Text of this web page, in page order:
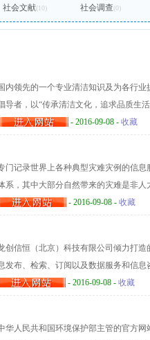
社会文献(10) 社会调查(0)
内领先的一个专业清洁知识及为各行
导者，以“传承清洁文化，追求品质生
享各类清洗保洁资料，现代清洁管理
供系统培训数据库，强化学习的平台
识结构，致力于成为您身边的立体式保
- 2016-09-08 - 收藏
门记录世界上各种典型灾难灾例的信
系，其中大部分自然带来的灾难是非
者蓄意造成的，大部分是可以预防和
难灾例来提示人们，负担日益沉重的
。
- 2016-09-08 - 收藏
创信恒（北京）科技有限公司倾力打
发布、检索、订阅以及数据服务和信
节能环保事业的宣传推广及沟通桥梁
、产品平台、节能人才、论坛、国家
响力的综合服务平台，并在业界具有
- 2016-09-08 - 收藏
华人民共和国环境保护部主管的官方